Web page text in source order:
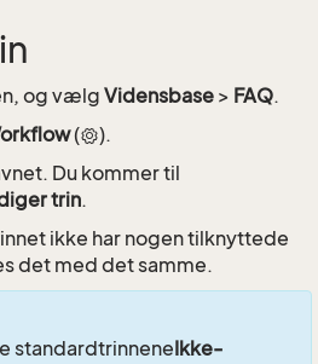
og vælg Vidensbase > FAQ.
(
).
Du kommer til
trin.
ikke har nogen tilknyttede
det med det samme.
standardtrinneneIkke-